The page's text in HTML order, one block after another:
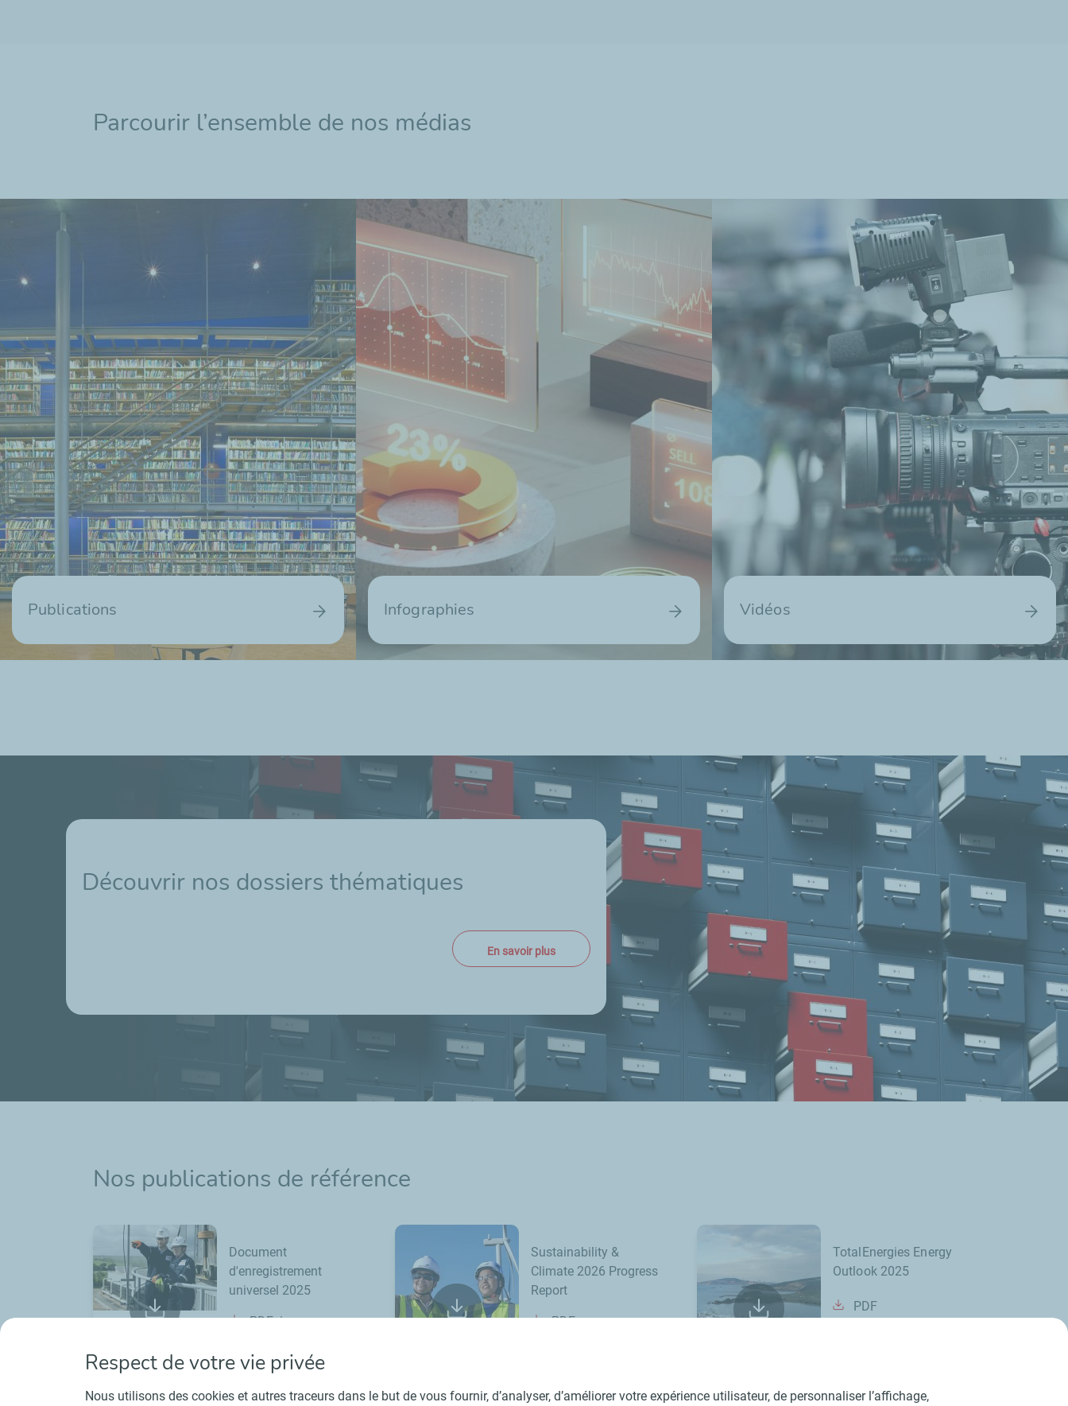
Parcourir l’ensemble de nos médias
Publications Infographies Vidéos
Découvrir nos dossiers thématiques
En savoir plus
Nos publications de référence
Document
d'enregistrement
universel 2025
PDF
ESEF
Sustainability &
Climate 2026 Progress
Report
PDF
TotalEnergies Energy
Outlook 2025
PDF
Respect de votre vie privée
Nous utilisons des cookies et autres traceurs dans le but de vous fournir, d’analyser, d’améliorer votre expérience utilisateur, de personnaliser l’affichage,